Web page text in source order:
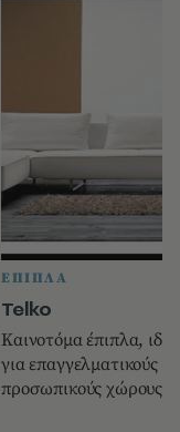
ΕΠΙΠΛΑ
Telko
Καινοτόμα έπιπλα,
για επαγγελματικούς
προσωπικούς χώρους.